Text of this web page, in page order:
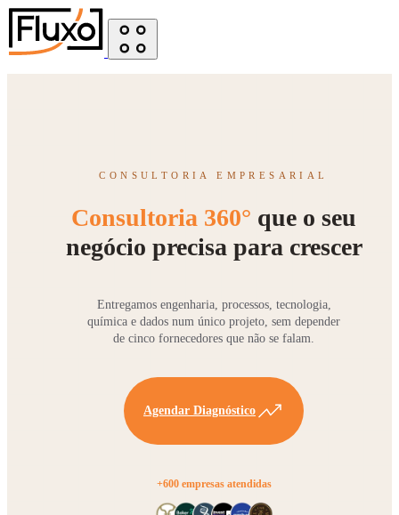
CONSULTORIA EMPRESARIAL
Consultoria 360° que o seu
negócio precisa para crescer
Entregamos engenharia, processos, tecnologia,
química e dados num único projeto, sem depender
de cinco fornecedores que não se falam.
Agendar Diagnóstico
+600 empresas atendidas